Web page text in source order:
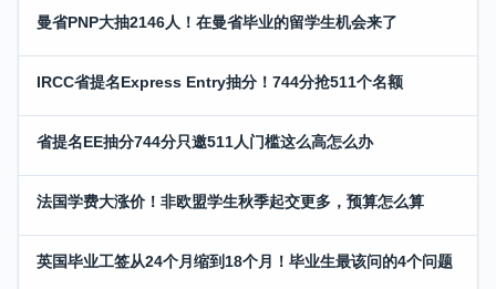
曼省PNP大抽2146人！在曼省毕业的留学生机会来了
IRCC省提名Express Entry抽分！744分抢511个名额
省提名EE抽分744分只邀511人门槛这么高怎么办
法国学费大涨价！非欧盟学生秋季起交更多，预算怎么算
英国毕业工签从24个月缩到18个月！毕业生最该问的4个问题